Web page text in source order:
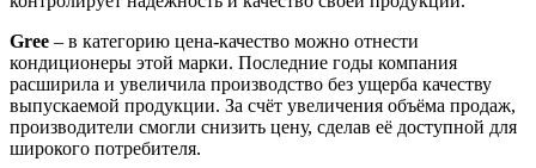
Gree – в категорию цена-качество можно отнести
кондиционеры этой марки. Последние годы компания
расширила и увеличила производство без ущерба качеству
выпускаемой продукции. За счёт увеличения объёма продаж,
производители смогли снизить цену, сделав её доступной для
широкого потребителя.